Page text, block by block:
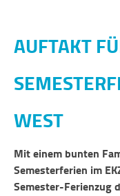
AUFTAKT
WEST
Mit einem bunten
Semesterferien im
Semester-Ferienzug